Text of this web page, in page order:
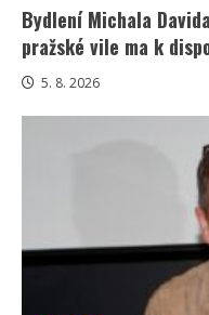
Bydlení Michala
pražské vile ma k
5. 8. 2026